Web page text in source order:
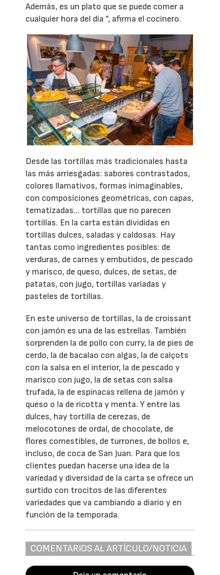
Además, es un plato que se puede comer a
cualquier hora del día ”, afirma el cocinero.
Desde las tortillas más tradicionales hasta
las más arriesgadas: sabores contrastados,
colores llamativos, formas inimaginables,
con composiciones geométricas, con capas,
tematizadas... tortillas que no parecen
tortillas. En la carta están divididas en
tortillas dulces, saladas y caldosas. Hay
tantas como ingredientes posibles: de
verduras, de carnes y embutidos, de pescado
y marisco, de queso, dulces, de setas, de
patatas, con jugo, tortillas variadas y
pasteles de tortillas.
En este universo de tortillas, la de croissant
con jamón es una de las estrellas. También
sorprenden la de pollo con curry, la de pies de
cerdo, la de bacalao con algas, la de calçots
con la salsa en el interior, la de pescado y
marisco con jugo, la de setas con salsa
trufada, la de espinacas rellena de jamón y
queso o la de ricotta y menta. Y entre las
dulces, hay tortilla de cerezas, de
melocotones de ordal, de chocolate, de
flores comestibles, de turrones, de bollos e,
incluso, de coca de San Juan. Para que los
clientes puedan hacerse una idea de la
variedad y diversidad de la carta se ofrece un
surtido con trocitos de las diferentes
variedades que va cambiando a diario y en
función de la temporada.
COMENTARIOS AL ARTÍCULO/NOTICIA